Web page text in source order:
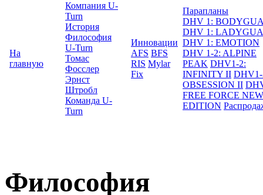
На
главную
Компания U-
Turn
История
Философия
U-Turn
Томас
Фосслер
Эрнст
Штробл
Команда U-
Turn
Инновации
AFS BFS
RIS Mylar
Fix
Парапланы
DHV 1:
DHV 1:
DHV 1: EMOTION
DHV 1-2: ALPINE
PEAK DHV1-2:
INFINITY II
OBSESSION II
FREE FORCE NEW
EDITION
Философия